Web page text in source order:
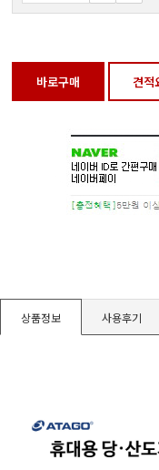
도계/물리/물성측정기
질기/원심분리기/초음파유량계/
화상카메라
바로구매 견적
상품정보 사용후기